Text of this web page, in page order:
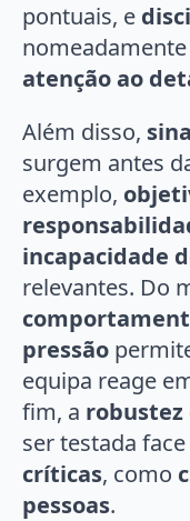
pontuais, e
nomeadamente
atenção ao
Além disso,
surgem antes
exemplo,
incapacidade
relevantes. Do
pressão
equipa reage
fim, a
ser testada face
críticas, como
pessoas.